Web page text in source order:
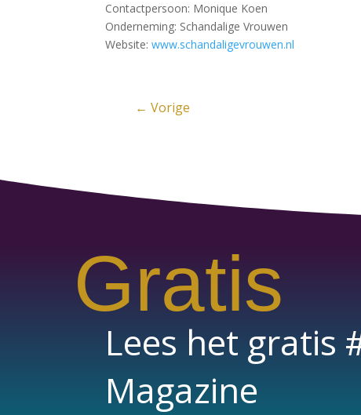
Contactpersoon: Monique Koen
Onderneming: Schandalige Vrouwen
Website:www.schandaligevrouwen.nl
← Vorige
Gratis
Lees het gratis
Magazine